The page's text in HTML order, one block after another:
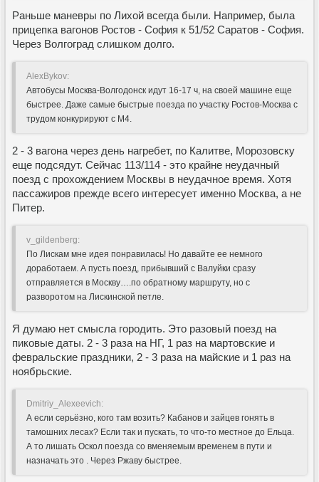
Раньше маневры по Лихой всегда были. Например, была
прицепка вагонов Ростов - София к 51/52 Саратов - София.
Через Волгоград слишком долго.
AlexBykov:
Автобусы Москва-Волгодонск идут 16-17 ч, на своей машине еще
быстрее. Даже самые быстрые поезда по участку Ростов-Москва с
трудом конкурируют с М4.
2 - 3 вагона через день нагребет, по Калитве, Морозовску
еще подсядут. Сейчас 113/114 - это крайне неудачный
поезд с прохождением Москвы в неудачное время. Хотя
пассажиров прежде всего интересует именно Москва, а не
Питер.
v_gildenberg:
По Лискам мне идея понравилась! Но давайте ее немного
доработаем. А пусть поезд, прибывший с Валуйки сразу
отправляется в Москву….по обратному маршруту, но с
разворотом на Лискинской петле.
Я думаю нет смысла городить. Это разовый поезд на
пиковые даты. 2 - 3 раза на НГ, 1 раз на мартовские и
февральские праздники, 2 - 3 раза на майские и 1 раз на
ноябрьские.
Dmitriy_Alexeevich:
А если серьёзно, кого там возить? Кабанов и зайцев гонять в
тамошних лесах? Если так и пускать, то что-то местное до Ельца.
А то лишать Оскол поезда со вменяемым временем в пути и
назначать это . Через Ржаву быстрее.